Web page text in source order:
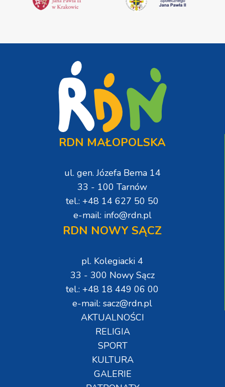
RDN MAŁOPOLSKA
ul. gen. Józefa Bema 14
33 - 100 Tarnów
tel.: +48 14 627 50 50
e-mail: info@rdn.pl
RDN NOWY SĄCZ
pl. Kolegiacki 4
33 - 300 Nowy Sącz
tel.: +48 18 449 06 00
e-mail: sacz@rdn.pl
AKTUALNOŚCI
RELIGIA
SPORT
KULTURA
GALERIE